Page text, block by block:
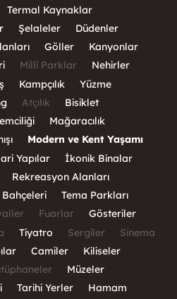
Termal Kaynaklar
Şelaleler
Düdenler
Göller
Kanyonlar
Milli Parklar
Nehirler
Kampçılık
Yüzme
Atçılık
Bisiklet
Mağaracılık
Modern ve Kent Yaşamı
Yapılar
İkonik Binalar
Rekreasyon Alanları
Tema Parkları
Fuarlar
Gösteriler
Tiyatro Sergiler
Sinema
Camiler
Kiliseler
Müzeler
Tarihi Yerler
Hamam